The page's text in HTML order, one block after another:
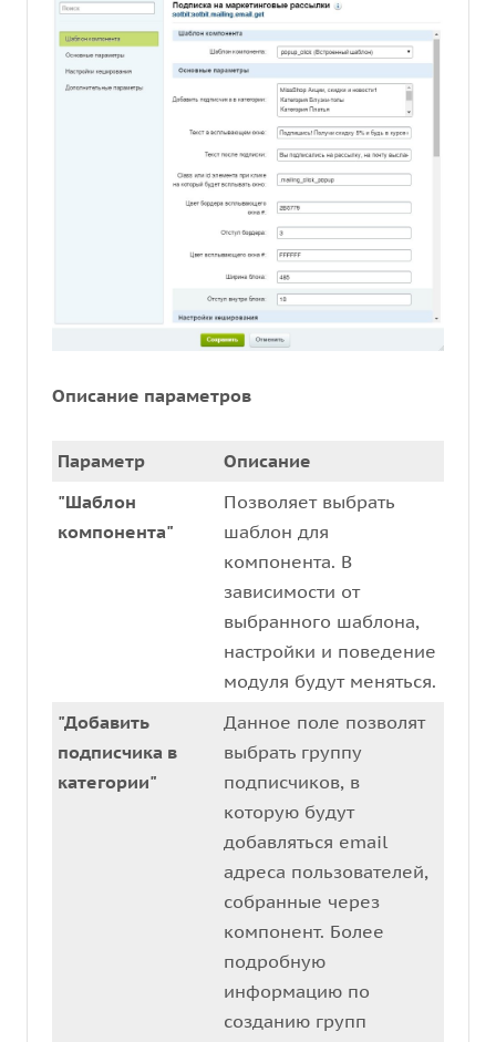
Описание параметров
Параметр
Описание
"Шаблон
компонента"
Позволяет выбрать
шаблон для
компонента. В
зависимости от
выбранного шаблона,
настройки и поведение
модуля будут меняться.
"Добавить
подписчика в
категории"
Данное поле позволят
выбрать группу
подписчиков, в
которую будут
добавляться email
адреса пользователей,
собранные через
компонент. Более
подробную
информацию по
созданию групп